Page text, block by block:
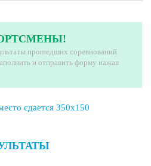
прошедших соревнований
и отправить форму нажав